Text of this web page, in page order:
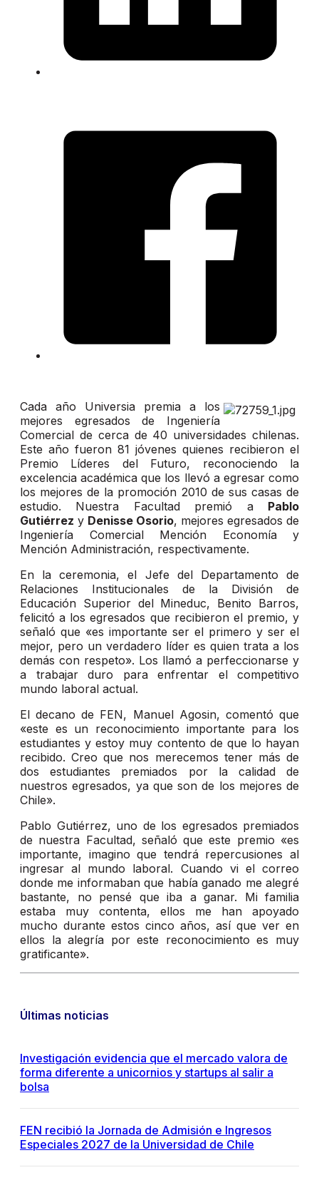
Cada año Universia premia a los
mejores egresados de Ingeniería
Comercial de cerca de 40 universidades chilenas.
Este año fueron 81 jóvenes quienes recibieron el
Premio Líderes del Futuro, reconociendo la
excelencia académica que los llevó a egresar como
los mejores de la promoción 2010 de sus casas de
estudio. Nuestra Facultad premió a Pablo
Gutiérrez y Denisse Osorio, mejores egresados de
Ingeniería Comercial Mención Economía y
Mención Administración, respectivamente.
En la ceremonia, el Jefe del Departamento de
Relaciones Institucionales de la División de
Educación Superior del Mineduc, Benito Barros,
felicitó a los egresados que recibieron el premio, y
señaló que «es importante ser el primero y ser el
mejor, pero un verdadero líder es quien trata a los
demás con respeto». Los llamó a perfeccionarse y
a trabajar duro para enfrentar el competitivo
mundo laboral actual.
El decano de FEN, Manuel Agosin, comentó que
«este es un reconocimiento importante para los
estudiantes y estoy muy contento de que lo hayan
recibido. Creo que nos merecemos tener más de
dos estudiantes premiados por la calidad de
nuestros egresados, ya que son de los mejores de
Chile».
Pablo Gutiérrez, uno de los egresados premiados
de nuestra Facultad, señaló que este premio «es
importante, imagino que tendrá repercusiones al
ingresar al mundo laboral. Cuando vi el correo
donde me informaban que había ganado me alegré
bastante, no pensé que iba a ganar. Mi familia
estaba muy contenta, ellos me han apoyado
mucho durante estos cinco años, así que ver en
ellos la alegría por este reconocimiento es muy
gratificante».
Últimas noticias
Investigación evidencia que el mercado valora de
forma diferente a unicornios y startups al salir a
bolsa
FEN recibió la Jornada de Admisión e Ingresos
Especiales 2027 de la Universidad de Chile